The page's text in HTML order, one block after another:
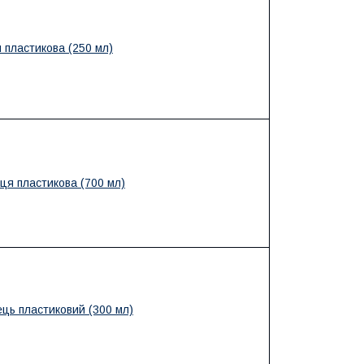
пластикова (250 мл)
пластикова (700 мл)
пластиковий (300 мл)